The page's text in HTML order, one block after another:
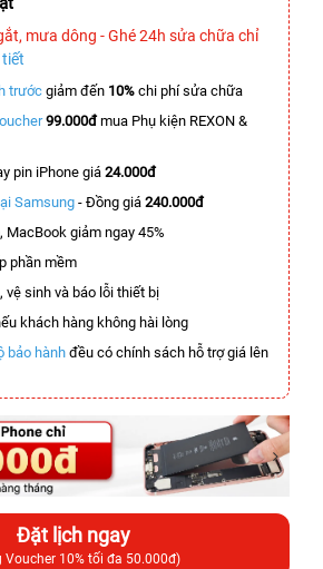
mưa dông - Ghé 24h sửa chữa chỉ
tiết
trước giảm đến 10% chi phí sửa chữa
99.000đmua Phụ kiện REXON &
pin iPhone giá24.000đ
Samsung - Đồng giá 240.000đ
MacBook giảm ngay 45%
phần mềm
vệ sinh và báo lỗi thiết bị
khách hàng không hài lòng
bảo hànhđều có chính sách hỗ trợ giá lên
Đặt lịch ngay
Voucher 10% tối đa 50.000đ)